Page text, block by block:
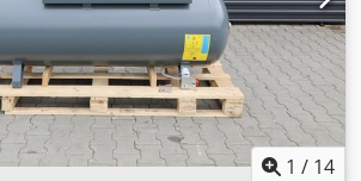
1 / 14